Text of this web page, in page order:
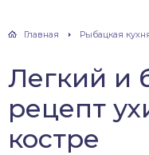
Главная Рыбацкая
Легкий и
рецепт
костре